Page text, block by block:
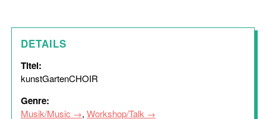
DETAILS
Titel:
kunstGartenCHOIR
Genre:
Musik/Music , Workshop/Talk